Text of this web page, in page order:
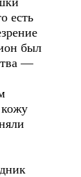
есть
был
—